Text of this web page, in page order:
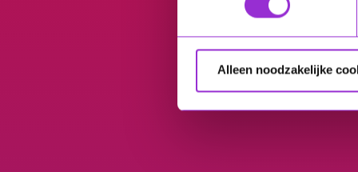
Alleen noodzakelijke